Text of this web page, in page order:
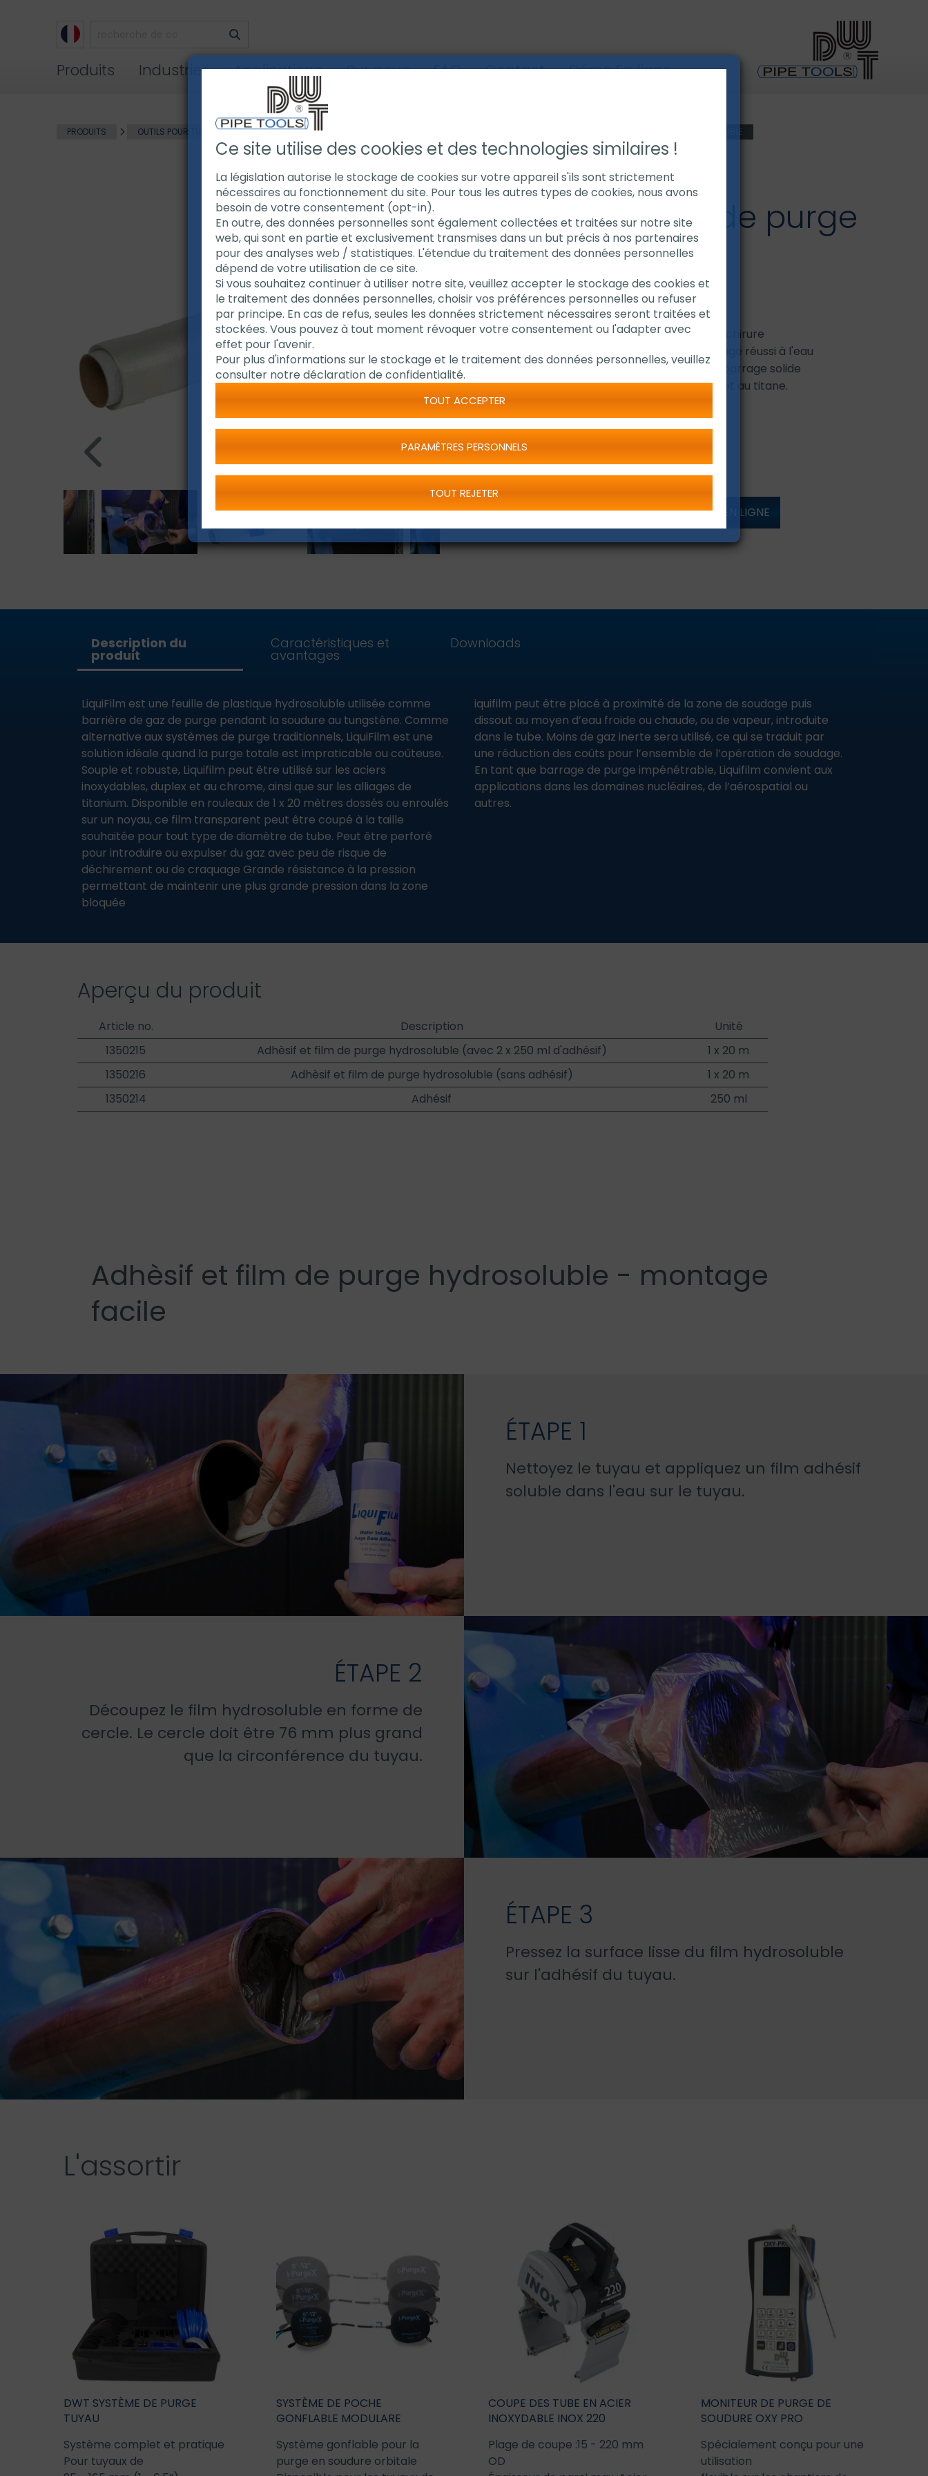
Produits Industries Applications Sur nous FAQ Contact Démo En ligne
PRODUITS OUTILS POUR TUBE INERTAGE POUR SOUDAGE DE TUYAUX ADHÈSIF ET FILM DE PURGE HYDROSOLUBLE
Adhèsif et film de purge
hydrosoluble
Flexible et robuste
Extrêmement stable et résistant à la déchirure
Se dissout complètement après un rinçage réussi à l'eau
Offre des conditions optimales pour un barrage solide
Convient à l'acier inoxydable, au duplex et au titane.
DEMANDE DÉMONSTRATION EN LIGNE
Description du
produit
Caractéristiques et
avantages
Downloads
LiquiFilm est une feuille de plastique hydrosoluble utilisée comme
barrière de gaz de purge pendant la soudure au tungstène. Comme
alternative aux systèmes de purge traditionnels, LiquiFilm est une
solution idéale quand la purge totale est impraticable ou coûteuse.
Souple et robuste, Liquifilm peut être utilisé sur les aciers
inoxydables, duplex et au chrome, ainsi que sur les alliages de
titanium. Disponible en rouleaux de 1 x 20 mètres dossés ou enroulés
sur un noyau, ce film transparent peut être coupé à la taille
souhaitée pour tout type de diamètre de tube. Peut être perforé
pour introduire ou expulser du gaz avec peu de risque de
déchirement ou de craquage Grande résistance à la pression
permettant de maintenir une plus grande pression dans la zone
bloquée
iquifilm peut être placé à proximité de la zone de soudage puis
dissout au moyen d’eau froide ou chaude, ou de vapeur, introduite
dans le tube. Moins de gaz inerte sera utilisé, ce qui se traduit par
une réduction des coûts pour l’ensemble de l’opération de soudage.
En tant que barrage de purge impénétrable, Liquifilm convient aux
applications dans les domaines nucléaires, de l’aérospatial ou
autres.
Aperçu du produit
Article no. Description
Unité
1350215
Adhèsif et film de purge hydrosoluble (avec 2 x 250 ml d'adhésif)
1 x 20 m
1350216
Adhèsif et film de purge hydrosoluble (sans adhésif)
1 x 20 m
1350214
Adhésif 250 ml
Adhèsif et film de purge hydrosoluble - montage
facile
ÉTAPE 1
Nettoyez le tuyau et appliquez un film adhésif
soluble dans l'eau sur le tuyau.
ÉTAPE 2
Découpez le film hydrosoluble en forme de
cercle. Le cercle doit être 76 mm plus grand
que la circonférence du tuyau.
ÉTAPE 3
Pressez la surface lisse du film hydrosoluble
sur l'adhésif du tuyau.
L'assortir
DWT SYSTÈME DE PURGE
TUYAU
Système complet et pratique
Pour tuyaux de
SYSTÈME DE POCHE
GONFLABLE MODULARE
Système gonflable pour la
purge en soudure orbitale
COUPE DES TUBE EN ACIER
INOXYDABLE INOX 220
Plage de coupe :15 - 220 mm
OD
MONITEUR DE PURGE DE
SOUDURE OXY PRO
Spécialement conçu pour une
utilisation
Ce site utilise des cookies et des technologies similaires !
La législation autorise le stockage de cookies sur votre appareil s'ils sont strictement
nécessaires au fonctionnement du site. Pour tous les autres types de cookies, nous avons
besoin de votre consentement (opt-in).
En outre, des données personnelles sont également collectées et traitées sur notre site
web, qui sont en partie et exclusivement transmises dans un but précis à nos partenaires
pour des analyses web / statistiques. L'étendue du traitement des données personnelles
dépend de votre utilisation de ce site.
Si vous souhaitez continuer à utiliser notre site, veuillez accepter le stockage des cookies et
le traitement des données personnelles, choisir vos préférences personnelles ou refuser
par principe. En cas de refus, seules les données strictement nécessaires seront traitées et
stockées. Vous pouvez à tout moment révoquer votre consentement ou l'adapter avec
effet pour l'avenir.
Pour plus d'informations sur le stockage et le traitement des données personnelles, veuillez
consulter notre déclaration de confidentialité.
TOUT ACCEPTER
PARAMÈTRES PERSONNELS
TOUT REJETER